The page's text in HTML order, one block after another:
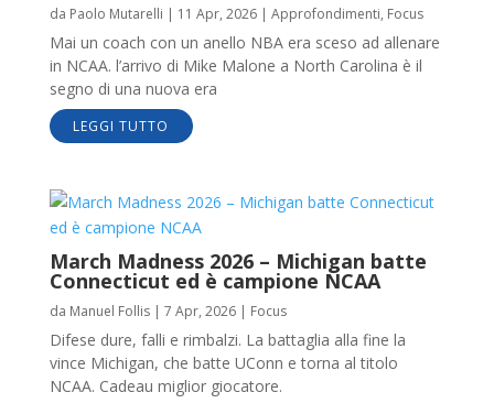
da Paolo Mutarelli | 11 Apr, 2026| Approfondimenti, Focus
Mai un coach con un anello NBA era sceso ad allenare
in NCAA. l’arrivo di Mike Malone a North Carolina è il
segno di una nuova era
LEGGI TUTTO
March Madness 2026 – Michigan batte
Connecticut ed è campione NCAA
da Manuel Follis| 7 Apr, 2026| Focus
Difese dure, falli e rimbalzi. La battaglia alla fine la
vince Michigan, che batte UConn e torna al titolo
NCAA. Cadeau miglior giocatore.